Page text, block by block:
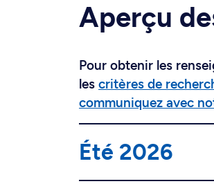
Aperçu
Pour obtenir les
les critères de
communiquez avec
Été 2026